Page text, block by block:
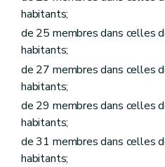
Art. L1231-4
Art. L1231-7
Art. L1231-9
Section
habitants;
de 25 membres dans celles
habitants;
de 27 membres dans celles
habitants;
de 29 membres dans celles
habitants;
de 31 membres dans celles
habitants;